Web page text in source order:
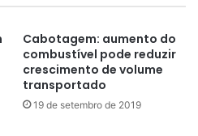
Cabotagem: aumento do
combustível pode reduzir
crescimento de volume
transportado
19 de setembro de 2019